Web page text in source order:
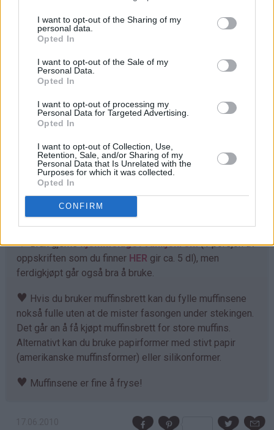
I want to opt-out of the Sharing of my
personal data.
Opted In
I want to opt-out of the Sale of my
Personal Data.
Opted In
I want to opt-out of processing my
Personal Data for Targeted Advertising.
Opted In
I want to opt-out of Collection, Use,
Retention, Sale, and/or Sharing of my
Personal Data that Is Unrelated with the
Purposes for which it was collected.
Opted In
CONFIRM
deig. Legg på en stor spiseskje vaniljekrem i hver
muffins. Dekk med en spiseskje deig (muffinsformene
skal da være ca. 3/4 fulle).
Rens rabarbra og del opp i små biter. Bland med brunt
sukker og fordel oppå hver muffins.
Stek muffinsene på plate midt i ovnen ved 180°C i ca. 25
minutter.
Tips
Rør minst mulig i deigen etter at hvetemelet er tilsatt,
bare nok til at deigen blir jevnt blandet. Dette gir myke
og luftige muffins.
♥Bruk gjernehjemmelaget vaniljekrem (1 porsjon av
oppskriften som du finner HER gir ca. 5 dl), men
ferdigkjøpt går også bra å bruke.
♥ Hvis du bruker muffinsbrett kan du fylle muffinsene
nokså fulle uten at de mister fasongen under stekingen.
Det går an å få kjøpt muffinsbrett for store muffins.
Alternativt kan du bruke papirformer med stivt papir
(amerikanske muffinsformer) eller silikonformer.
♥ Muffinsene er fine å fryse!